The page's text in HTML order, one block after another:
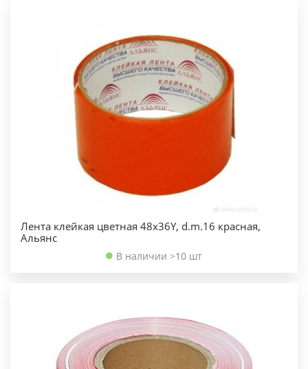
Лента клейкая цветная 48х36Y, d.m.16 красная,
Альянс
В наличии >10 шт